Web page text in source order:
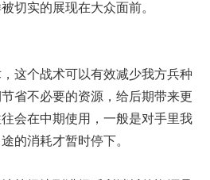
切实的展现在大众面前。
这个战术可以有效减少我方兵种
省不必要的资源，给后期带来更
会在中期使用，一般是对手里我
的消耗才暂时停下。